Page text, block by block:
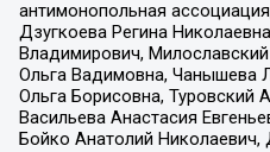
антимонопольная
Дзугкоева Регина
Владимирович,
Ольга Вадимовна, Чанышева
Ольга Борисовна, Туровский
Васильева Анастасия
Бойко Анатолий Николаевич,